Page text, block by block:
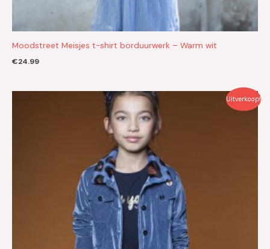
Moodstreet Meisjes t-shirt borduurwerk – Warm wit
€24.99
Uitverkoop!